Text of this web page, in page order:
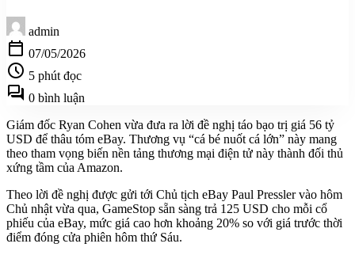
admin
calendar_today 07/05/2026
schedule 5 phút đọc
forum 0 bình luận
Giám đốc Ryan Cohen vừa đưa ra lời đề nghị táo bạo trị giá 56 tỷ
USD để thâu tóm eBay. Thương vụ “cá bé nuốt cá lớn” này mang
theo tham vọng biến nền tảng thương mại điện tử này thành đối thủ
xứng tầm của Amazon.
Theo lời đề nghị được gửi tới Chủ tịch eBay Paul Pressler vào hôm
Chủ nhật vừa qua, GameStop sẵn sàng trả 125 USD cho mỗi cổ
phiếu của eBay, mức giá cao hơn khoảng 20% so với giá trước thời
điểm đóng cửa phiên hôm thứ Sáu.